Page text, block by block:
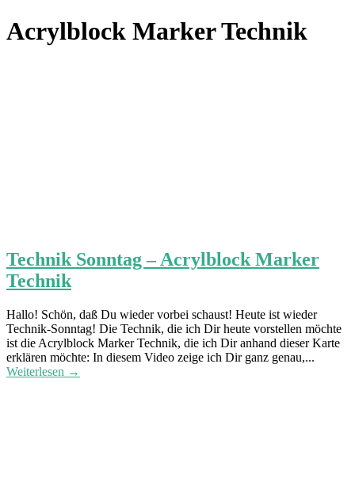
Acrylblock Marker Technik
Technik Sonntag – Acrylblock Marker
Technik
Hallo! Schön, daß Du wieder vorbei schaust! Heute ist wieder
Technik-Sonntag! Die Technik, die ich Dir heute vorstellen möchte
ist die Acrylblock Marker Technik, die ich Dir anhand dieser Karte
erklären möchte: In diesem Video zeige ich Dir ganz genau,...
Weiterlesen →